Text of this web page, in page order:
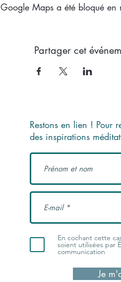
Google Maps a été bloqué en
Partager cet
Restons en lien ! Pour
des inspirations
En cochant cette
soient utilisées par
communication
Je